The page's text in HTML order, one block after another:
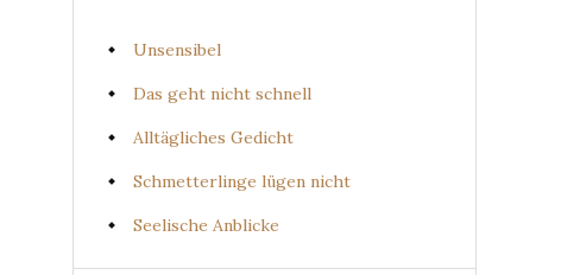
Unsensibel
Das geht nicht schnell
Alltägliches Gedicht
Schmetterlinge lügen nicht
Seelische Anblicke